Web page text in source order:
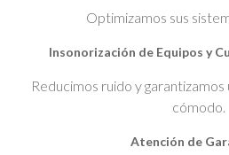
Optimizamos sus
Insonorización de Equipos y
Reducimos ruido y
cómodo.
Atención de